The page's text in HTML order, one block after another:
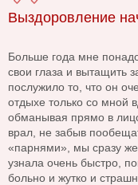
Выздоровление
Больше года мне
свои глаза и вытащить
послужило то, что он
отдыхе только со мной
обманывая прямо в
врал, не забыв
«парнями», мы сразу
узнала очень быстро,
больно и жутко и